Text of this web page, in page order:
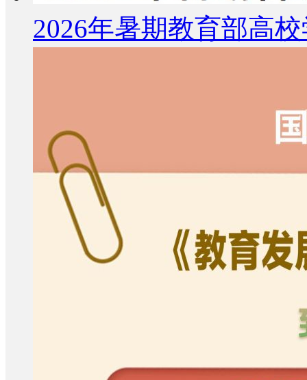
2026年暑期教育部高